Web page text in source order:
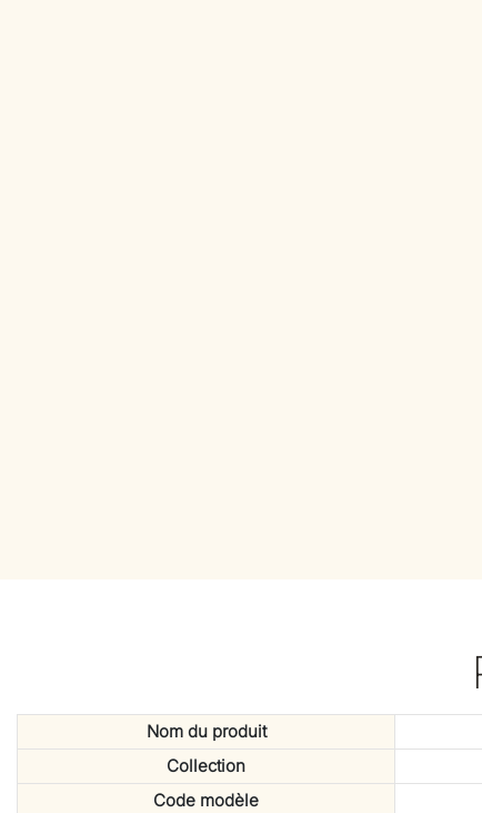
Nom du produit
Collection
Code modèle